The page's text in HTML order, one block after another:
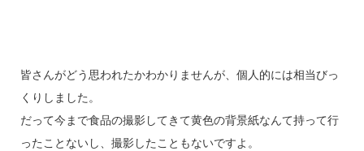
皆さんがどう思われたかわかりませんが、個人的には相当びっ
くりしました。
だって今まで食品の撮影してきて黄色の背景紙なんて持って行
ったことないし、撮影したこともないですよ。